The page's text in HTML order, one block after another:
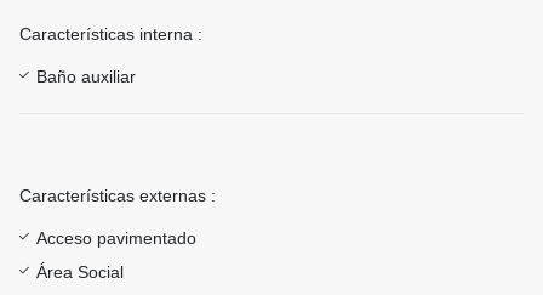
Características interna :
Baño auxiliar
Características externas :
Acceso pavimentado
Área Social